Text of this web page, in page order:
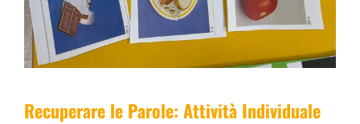
Recuperare le Parole: Attività Individuale